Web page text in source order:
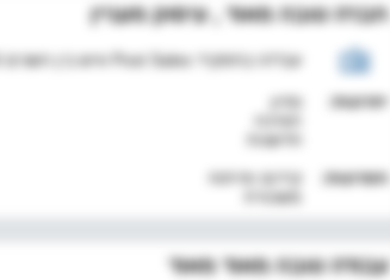
חברה טובה מאוד , עיסוק מעניין
עבד/ה בתפקיד Post Sales איש בין השנים 2026 - 2026
יתרונות:
נסיון
חדשנות
חסרונות:
קידום ופיתוח
משכורת
עבודה טובה מאוד מאוד